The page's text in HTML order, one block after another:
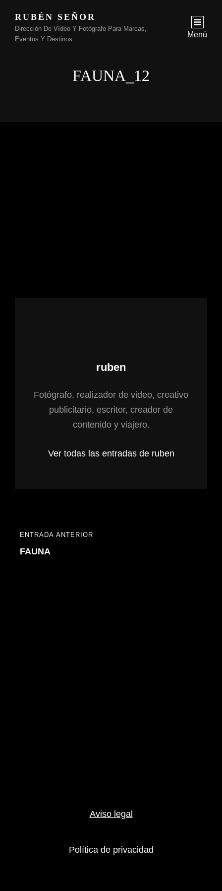
RUBÉN SEÑOR
Dirección De Vídeo Y Fotógrafo Para Marcas,
Eventos Y Destinos
Menú
FAUNA_12
Autor:
ruben
Fotógrafo, realizador de video, creativo
publicitario, escritor, creador de
contenido y viajero.
Ver todas las entradas de ruben
Navegación
de
ENTRADA
ANTERIOR
ENTRADA ANTERIOR
FAUNA
Aviso legal
Política de privacidad